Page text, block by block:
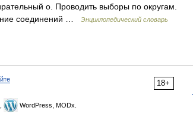
о. Проводить выборы по округам.
соединений …
Энциклопедический словарь
18+
WordPress, MODx.